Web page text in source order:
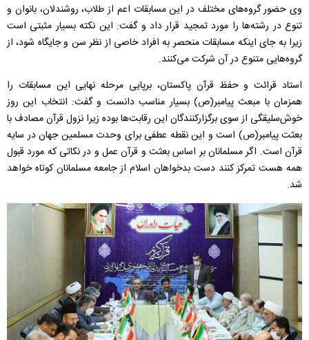
وی حضور گروه‌های مختلف در این مسابقات اعم از طلاب، روشندلان، بانوان و
تنوع در رشته‌ها را مورد تمجید قرار داد و گفت: این نکته بسیار مثبتی است
زیرا به جای اینکه مسابقات منحصر به افراد خاصی از نظر سن و جایگاه شود، از
گروه‌هایی متنوع در آن شرکت می‌کنند.
استاد قرائت و حفظ قرآن پاکستان، برپایی مرحله نهایی این مسابقات را
همزمان با مبعث پیامبر(ص) بسیار مناسب دانست و گفت: انتخاب این روز
خوش‌سلیقگی از سوی برگزارکنندگان این رقابت‌ها بوده زیرا نزول قرآن مصادف با
بعثت پیامبر(ص) است و این نقطه عطفی برای وحدت مسلمین جهان در سایه
قرآن است. اگر مسلمانان بر اساس بعثت و قرآن عمل و در نکاتی که مورد قبول
همه هست تمرکز کنند دست بدخواهان اسلام از جامعه مسلمانان کوتاه خواهد
شد.